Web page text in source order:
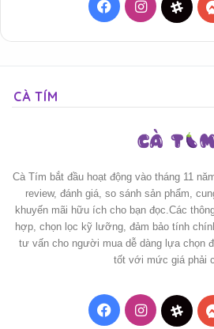
FacebookInstagram
CÀ TÍM
Cà Tím bắt đầu hoạt động vào tháng 11
review, đánh giá, so sánh sản phẩm,
khuyến mãi hữu ích cho bạn đọc.Các
hợp, chọn lọc kỹ lưỡng, đảm bảo tính
tư vấn cho người mua dễ dàng lựa chọn
tốt với mức giá phải
FacebookInstagram